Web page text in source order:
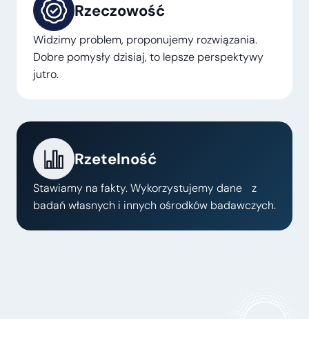
Rzeczowość
Widzimy problem, proponujemy rozwiązania.
Dobre pomysły dzisiaj, to lepsze perspektywy
jutro.
Rzetelność
Stawiamy na fakty. Wykorzystujemy dane z
badań własnych i innych ośrodków badawczych.